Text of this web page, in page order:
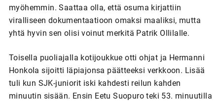
myöhemmin. Saattaa olla, että osuma kirjattiin
viralliseen dokumentaatioon omaksi maaliksi, mutta
yhtä hyvin sen olisi voinut merkitä Patrik Ollilalle.
Toisella puoliajalla kotijoukkue otti ohjat ja Hermanni
Honkola sijoitti läpiajonsa päätteeksi verkkoon. Lisää
tuli kun SJK-juniorit iski kahdesti reilun kahden
minuutin sisään. Ensin Eetu Suopuro teki 53. minuutilla